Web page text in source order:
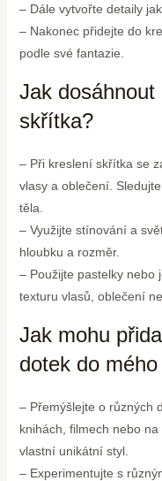
– Dále vytvořte detaily
– Nakonec přidejte do
podle své fantazie.
Jak dosáhnout
skřítka?
– Při kreslení skřítka se
vlasy a oblečení.
těla.
– Využijte stínování a
hloubku a rozměr.
– Použijte pastelky nebo
texturu vlasů, oblečení
Jak mohu
dotek do
– Přemýšlejte o různých
knihách, filmech nebo
vlastní unikátní styl.
– Experimentujte s